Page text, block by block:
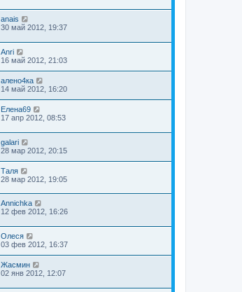
anais
30 май 2012, 19:37
Anri
16 май 2012, 21:03
алено4ка
14 май 2012, 16:20
Елена69
17 апр 2012, 08:53
galari
28 мар 2012, 20:15
Таля
28 мар 2012, 19:05
Annichka
12 фев 2012, 16:26
Олеся
03 фев 2012, 16:37
Жасмин
02 янв 2012, 12:07